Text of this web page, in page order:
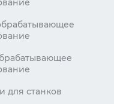
для станков